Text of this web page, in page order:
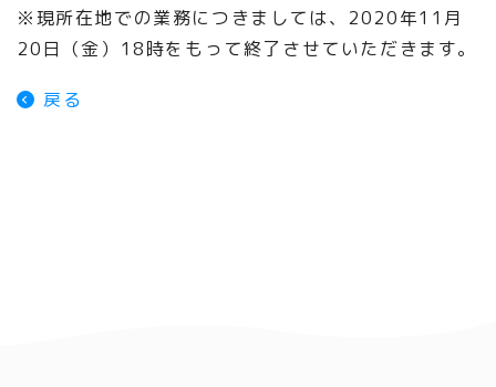
※現所在地での業務につきましては、2020年11月
20日（金）18時をもって終了させていただきます。
戻る